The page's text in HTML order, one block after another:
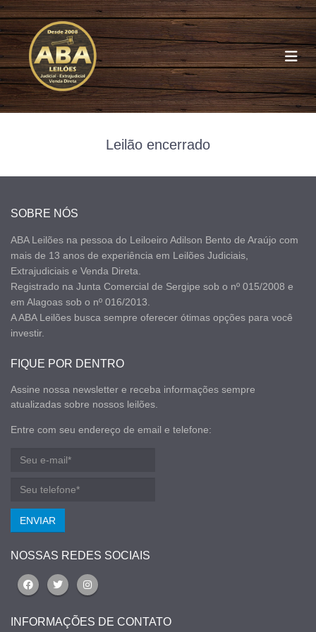
Leilão encerrado
SOBRE NÓS
ABA Leilões na pessoa do Leiloeiro Adilson Bento de Araújo com
mais de 13 anos de experiência em Leilões Judiciais,
Extrajudiciais e Venda Direta.
Registrado na Junta Comercial de Sergipe sob o nº 015/2008 e
em Alagoas sob o nº 016/2013.
A ABA Leilões busca sempre oferecer ótimas opções para você
investir.
FIQUE POR DENTRO
Assine nossa newsletter e receba informações sempre
atualizadas sobre nossos leilões.
Entre com seu endereço de email e telefone:
ENVIAR
NOSSAS REDES SOCIAIS
INFORMAÇÕES DE CONTATO